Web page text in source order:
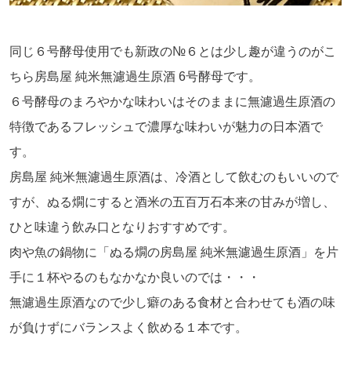
同じ６号酵母使用でも新政の№６とは少し趣が違うのがこ
ちら房島屋 純米無濾過生原酒 6号酵母です。
６号酵母のまろやかな味わいはそのままに無濾過生原酒の
特徴であるフレッシュで濃厚な味わいが魅力の日本酒で
す。
房島屋 純米無濾過生原酒は、冷酒として飲むのもいいので
すが、ぬる燗にすると酒米の五百万石本来の甘みが増し、
ひと味違う飲み口となりおすすめです。
肉や魚の鍋物に「ぬる燗の房島屋 純米無濾過生原酒」を片
手に１杯やるのもなかなか良いのでは・・・
無濾過生原酒なので少し癖のある食材と合わせても酒の味
が負けずにバランスよく飲める１本です。